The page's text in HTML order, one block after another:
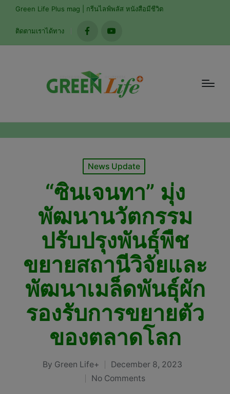
Green Life Plus mag | กรีนไลฟ์พลัส หนังสือมีชีวิต
ติดตามเราได้ทาง
facebookyoutube
Posted
News Update
“ซินเจนทา” มุ่ง
พัฒนานวัตกรรม
ปรับปรุงพันธุ์พืช
ขยายสถานีวิจัยและ
พัฒนาเมล็ดพันธุ์ผัก
รองรับการขยายตัว
ของตลาดโลก
Posted
By Green Life+
December 8, 2023
No Comments
modal-check